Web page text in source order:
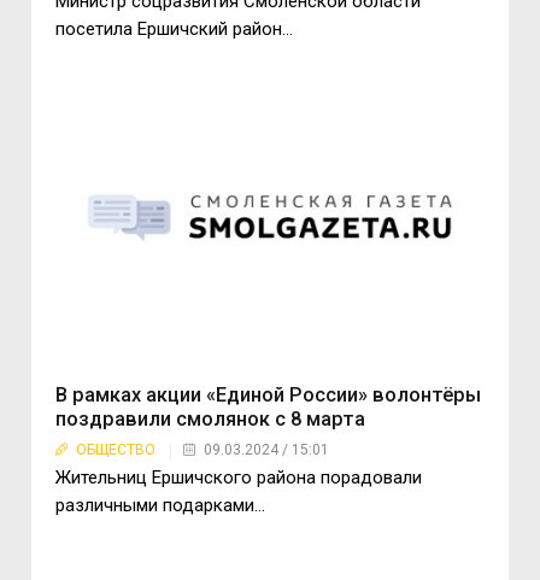
посетила Ершичский район…
В рамках акции «Единой России» волонтёры
поздравили смолянок с 8 марта
ОБЩЕСТВО 09.03.2024 / 15:01
Жительниц Ершичского района порадовали
различными подарками…